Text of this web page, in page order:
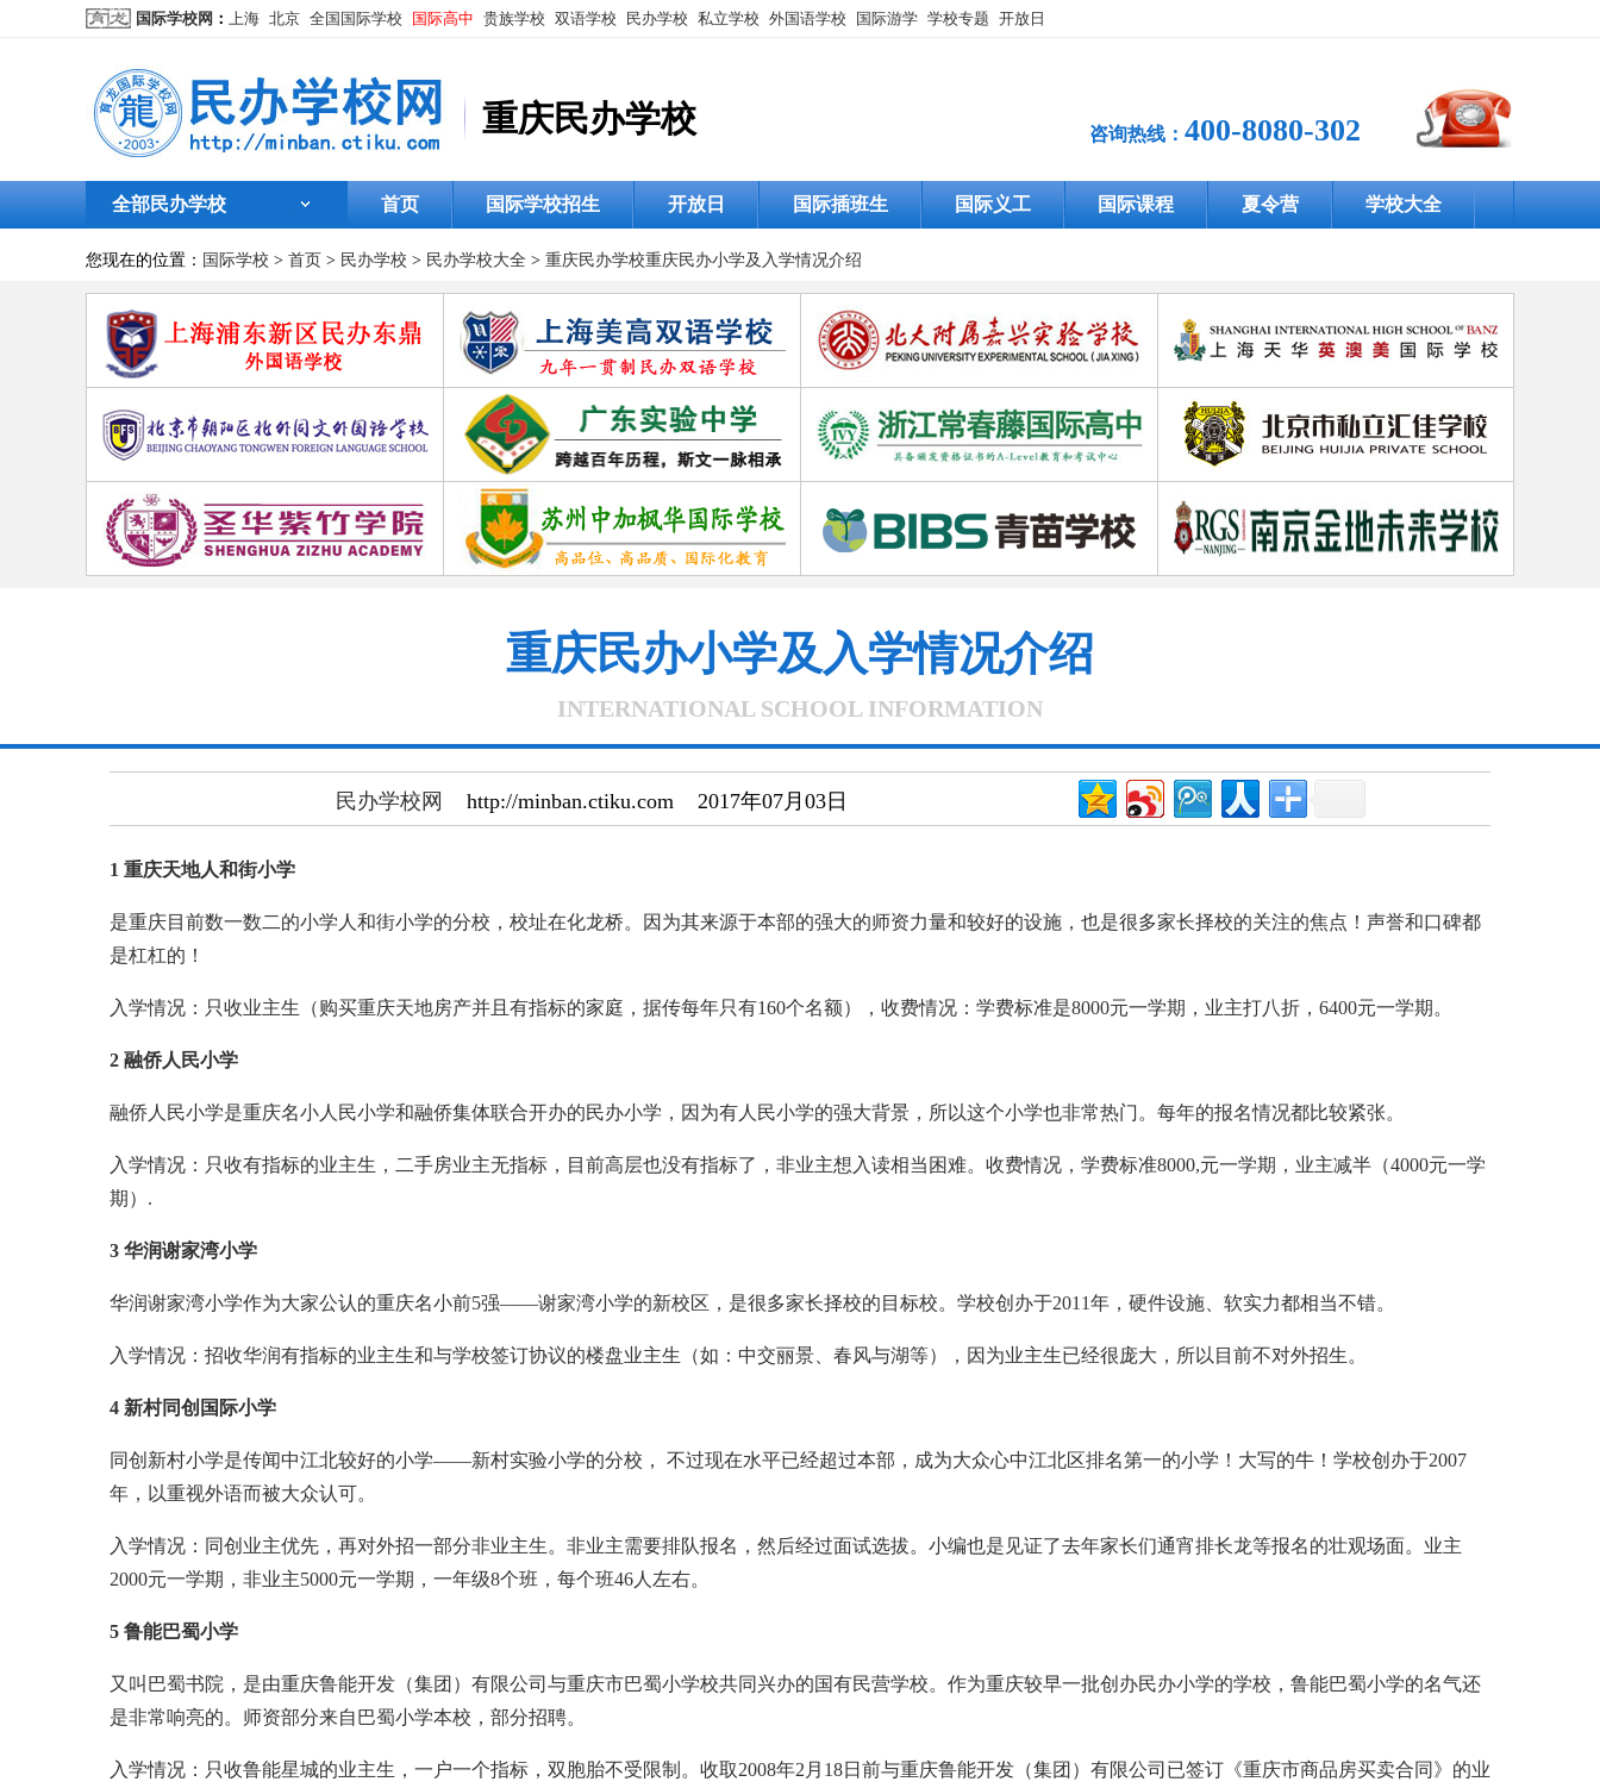
国际学校网 ： 上海 北京 全国国际学校 国际高中 贵族学校 双语学校 民办学校 私立学校 外国语学校 国际游学 学校专题 开放日
重庆民办学校 咨询热线： 400-8080-302
全部民办学校 首页 国际学校招生 开放日 国际插班生 国际义工 国际课程 夏令营 学校大全
您现在的位置： 国际学校 > 首页 > 民办学校 > 民办学校大全 > 重庆民办学校重庆民办小学及入学情况介绍
重庆民办小学及入学情况介绍
INTERNATIONAL SCHOOL INFORMATION
民办学校网 http://minban.ctiku.com 2017年07月03日
1 重庆天地人和街小学
是重庆目前数一数二的小学人和街小学的分校，校址在化龙桥。因为其来源于本部的强大的师资力量和较好的设施，也是很多家长择校的关注的焦点！声誉和口碑都
是杠杠的！
入学情况：只收业主生（购买重庆天地房产并且有指标的家庭，据传每年只有160个名额），收费情况：学费标准是8000元一学期，业主打八折，6400元一学期。
2 融侨人民小学
融侨人民小学是重庆名小人民小学和融侨集体联合开办的民办小学，因为有人民小学的强大背景，所以这个小学也非常热门。每年的报名情况都比较紧张。
入学情况：只收有指标的业主生，二手房业主无指标，目前高层也没有指标了，非业主想入读相当困难。收费情况，学费标准8000,元一学期，业主减半（4000元一学
期）.
3 华润谢家湾小学
华润谢家湾小学作为大家公认的重庆名小前5强——谢家湾小学的新校区，是很多家长择校的目标校。学校创办于2011年，硬件设施、软实力都相当不错。
入学情况：招收华润有指标的业主生和与学校签订协议的楼盘业主生（如：中交丽景、春风与湖等），因为业主生已经很庞大，所以目前不对外招生。
4 新村同创国际小学
同创新村小学是传闻中江北较好的小学——新村实验小学的分校， 不过现在水平已经超过本部，成为大众心中江北区排名第一的小学！大写的牛！学校创办于2007
年，以重视外语而被大众认可。
入学情况：同创业主优先，再对外招一部分非业主生。非业主需要排队报名，然后经过面试选拔。小编也是见证了去年家长们通宵排长龙等报名的壮观场面。业主
2000元一学期，非业主5000元一学期，一年级8个班，每个班46人左右。
5 鲁能巴蜀小学
又叫巴蜀书院，是由重庆鲁能开发（集团）有限公司与重庆市巴蜀小学校共同兴办的国有民营学校。作为重庆较早一批创办民办小学的学校，鲁能巴蜀小学的名气还
是非常响亮的。师资部分来自巴蜀小学本校，部分招聘。
入学情况：只收鲁能星城的业主生，一户一个指标，双胞胎不受限制。收取2008年2月18日前与重庆鲁能开发（集团）有限公司已签订《重庆市商品房买卖合同》的业